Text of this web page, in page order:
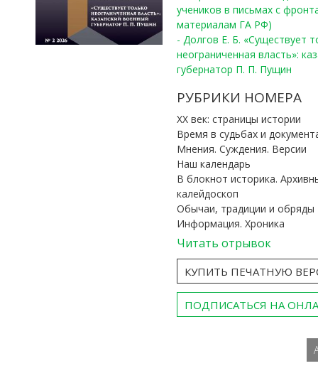
учеников в письмах с
материалам ГА РФ)
- Долгов Е. Б. «Существует
неограниченная власть»:
губернатор П. П. Пущин
РУБРИКИ НОМЕРА
ХХ век: страницы истории
Время в судьбах и
Мнения. Суждения. Версии
Наш календарь
В блокнот историка.
калейдоскоп
Обычаи, традиции и обряды
Информация. Хроника
Читать отрывок
КУПИТЬ ПЕЧАТНУЮ
ПОДПИСАТЬСЯ НА